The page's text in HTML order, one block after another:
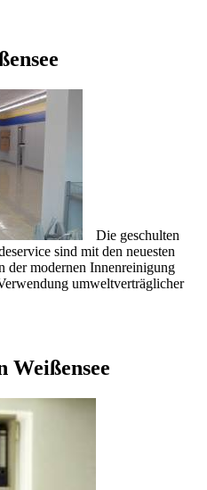
Die geschulten
sind mit den neuesten
der modernen Innenreinigung
umweltverträglicher
Weißensee